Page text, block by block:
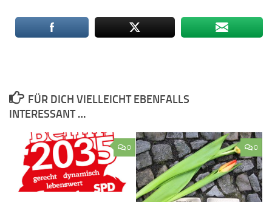
FÜR DICH VIELLEICHT EBENFALLS
INTERESSANT …
0 0